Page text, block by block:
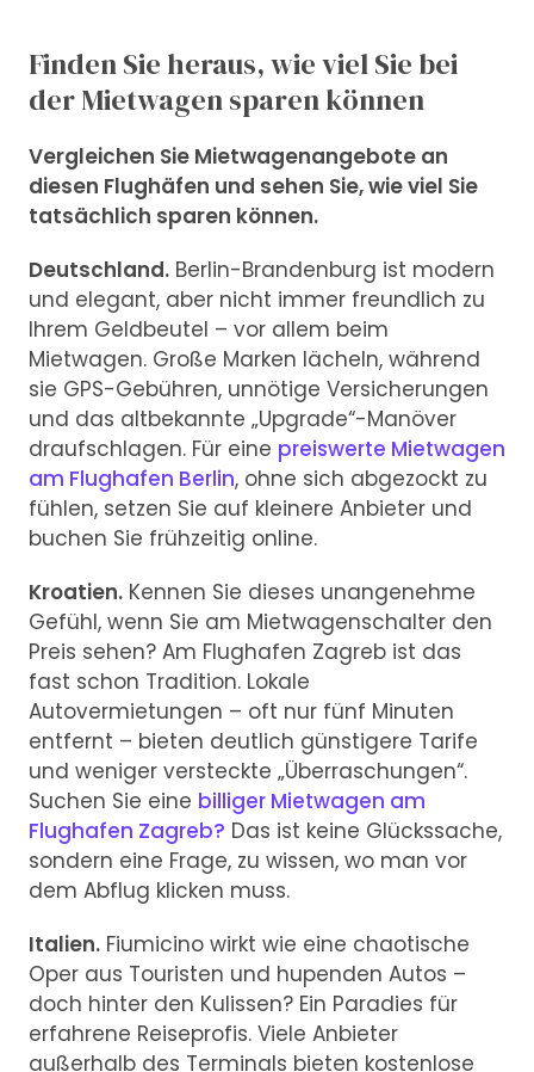
Finden Sie heraus, wie viel Sie bei
der Mietwagen sparen können
Vergleichen Sie Mietwagenangebote an
diesen Flughäfen und sehen Sie, wie viel Sie
tatsächlich sparen können.
Deutschland. Berlin-Brandenburg ist modern
und elegant, aber nicht immer freundlich zu
Ihrem Geldbeutel – vor allem beim
Mietwagen. Große Marken lächeln, während
sie GPS-Gebühren, unnötige Versicherungen
und das altbekannte „Upgrade“-Manöver
draufschlagen. Für eine preiswerte Mietwagen
am Flughafen Berlin, ohne sich abgezockt zu
fühlen, setzen Sie auf kleinere Anbieter und
buchen Sie frühzeitig online.
Kroatien. Kennen Sie dieses unangenehme
Gefühl, wenn Sie am Mietwagenschalter den
Preis sehen? Am Flughafen Zagreb ist das
fast schon Tradition. Lokale
Autovermietungen – oft nur fünf Minuten
entfernt – bieten deutlich günstigere Tarife
und weniger versteckte „Überraschungen“.
Suchen Sie eine billiger Mietwagen am
Flughafen Zagreb? Das ist keine Glückssache,
sondern eine Frage, zu wissen, wo man vor
dem Abflug klicken muss.
Italien. Fiumicino wirkt wie eine chaotische
Oper aus Touristen und hupenden Autos –
doch hinter den Kulissen? Ein Paradies für
erfahrene Reiseprofis. Viele Anbieter
außerhalb des Terminals bieten kostenlose